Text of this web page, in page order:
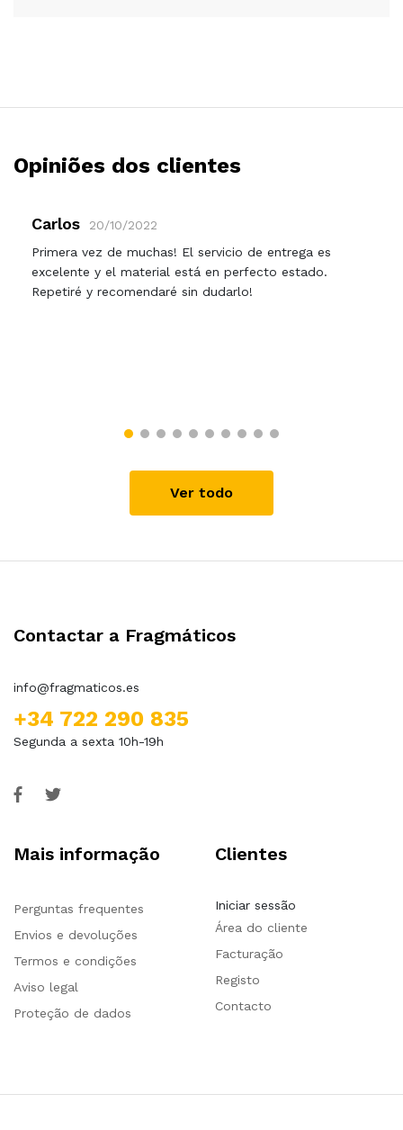
Opiniões dos clientes
Carlos
20/10/2022
Primera vez de muchas! El servicio de entrega es
excelente y el material está en perfecto estado.
Repetiré y recomendaré sin dudarlo!
Ver todo
Contactar a Fragmáticos
info@fragmaticos.es
+34 722 290 835
Segunda a sexta 10h-19h
Mais informação
Perguntas frequentes
Envios e devoluções
Termos e condições
Aviso legal
Proteção de dados
Clientes
Iniciar sessão
Área do cliente
Facturação
Registo
Contacto